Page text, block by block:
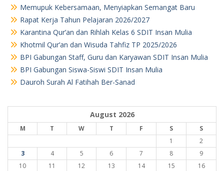
Memupuk Kebersamaan, Menyiapkan Semangat Baru
Rapat Kerja Tahun Pelajaran 2026/2027
Karantina Qur’an dan Rihlah Kelas 6 SDIT Insan Mulia
Khotmil Qur’an dan Wisuda Tahfiz TP 2025/2026
BPI Gabungan Staff, Guru dan Karyawan SDIT Insan Mulia
BPI Gabungan Siswa-Siswi SDIT Insan Mulia
Dauroh Surah Al Fatihah Ber-Sanad
August 2026
M T W T F S
S
1
2
3
4 5 6 7 8
9
10
11 12 13 14 15
16